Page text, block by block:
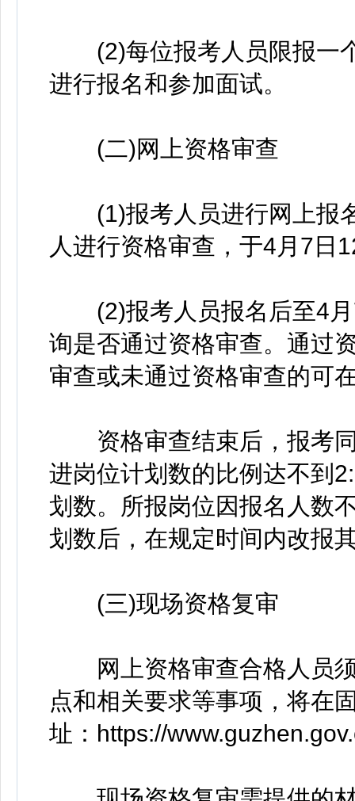
(2)每位报考人员限报一
进行报名和参加面试。
(二)网上资格审查
(1)报考人员进行网上报
人进行资格审查，于4月7日
(2)报考人员报名后至4月
询是否通过资格审查。通过
审查或未通过资格审查的可
资格审查结束后，报考同
进岗位计划数的比例达不到
划数。所报岗位因报名人数
划数后，在规定时间内改报
(三)现场资格复审
网上资格审查合格人员须
点和相关要求等事项，将在
址：https://